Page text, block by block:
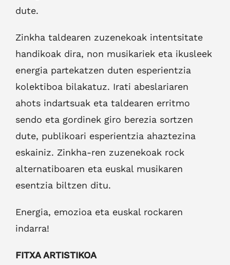
dute.
Zinkha taldearen zuzenekoak intentsitate
handikoak dira, non musikariek eta ikusleek
energia partekatzen duten esperientzia
kolektiboa bilakatuz. Irati abeslariaren
ahots indartsuak eta taldearen erritmo
sendo eta gordinek giro berezia sortzen
dute, publikoari esperientzia ahaztezina
eskainiz. Zinkha-ren zuzenekoak rock
alternatiboaren eta euskal musikaren
esentzia biltzen ditu.
Energia, emozioa eta euskal rockaren
indarra!
FITXA ARTISTIKOA